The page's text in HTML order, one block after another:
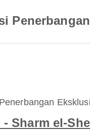
- Sharm el-